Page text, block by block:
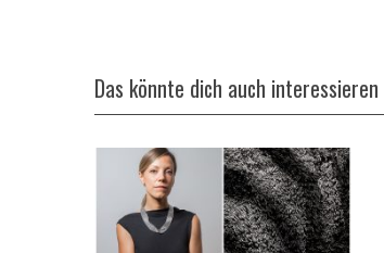
Das könnte dich auch interessieren
S
e